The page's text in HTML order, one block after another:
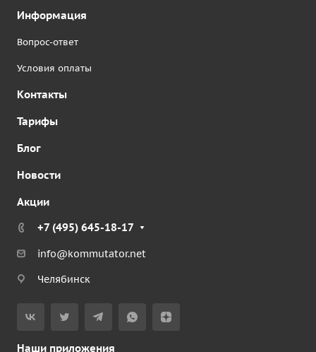
Информация
Вопрос-ответ
Условия оплаты
Контакты
Тарифы
Блог
Новости
Акции
+7 (495) 645-18-17
info@kommutator.net
Челябинск
Наши приложения